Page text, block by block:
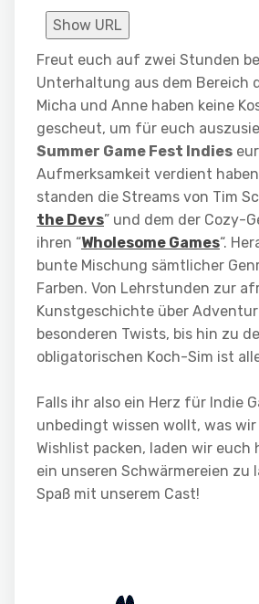
Show URL
Freut euch auf zwei Stunden
Unterhaltung aus dem Bereich
Micha und Anne haben keine
gescheut, um für euch
Summer Game Fest Indies
Aufmerksamkeit verdient
standen die Streams von Tim
the Devs” und dem der Cozy-
ihren “Wholesome Games“.
bunte Mischung sämtlicher
Farben. Von Lehrstunden zur
Kunstgeschichte über
besonderen Twists, bis hin zu
obligatorischen Koch-Sim ist
Falls ihr also ein Herz für Indie
unbedingt wissen wollt, was
Wishlist packen, laden wir euch
ein unseren Schwärmereien zu
Spaß mit unserem Cast!